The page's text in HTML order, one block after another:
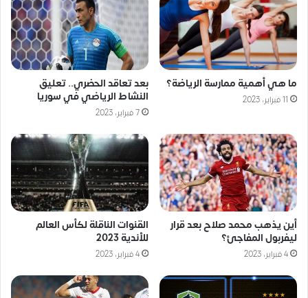
ما هي أهمية ممارسة الرياضة؟
11 فبراير، 2023
بعد تعاقد الحضري.. تعليق
النشاط الرياضي في سوريا
7 فبراير، 2023
أين يذهب محمد صلاح بعد قرار
ليفربول المفاجئ؟
4 فبراير، 2023
القنوات الناقلة لكأس العالم
للأندية 2023
4 فبراير، 2023